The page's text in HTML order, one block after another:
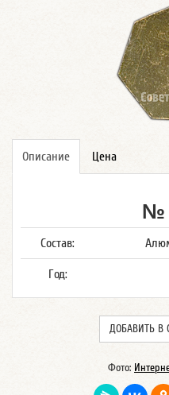
Описание Цена
№
Состав:
Год:
ДОБАВИТЬ В
Фото: